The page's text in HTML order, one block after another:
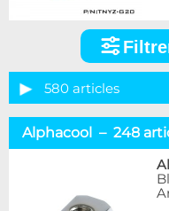
articles
Catégorie
Embouts tuyaux
Embouts tubes
Adaptateurs
580 articles
Alphacool – 248